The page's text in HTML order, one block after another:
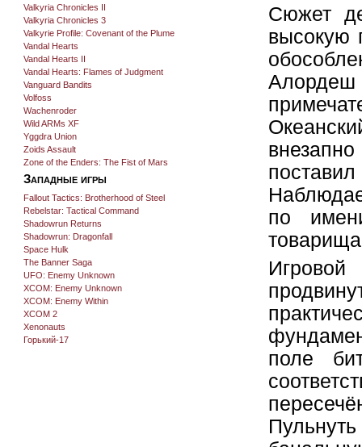
Valkyria Chronicles II
Valkyria Chronicles 3
Valkyrie Profile: Covenant of the Plume
Vandal Hearts
Vandal Hearts II
Vandal Hearts: Flames of Judgment
Vanguard Bandits
Volfoss
Wachenroder
Wild ARMs XF
Yggdra Union
Zoids Assault
Zone of the Enders: The Fist of Mars
Западные игры
Fallout Tactics: Brotherhood of Steel
Rebelstar: Tactical Command
Shadowrun Returns
Shadowrun: Dragonfall
Space Hulk
The Banner Saga
UFO: Enemy Unknown
XCOM: Enemy Unknown
XCOM: Enemy Within
XCOM 2
Xenonauts
Горький-17
Сюжет
высокую
по
поле